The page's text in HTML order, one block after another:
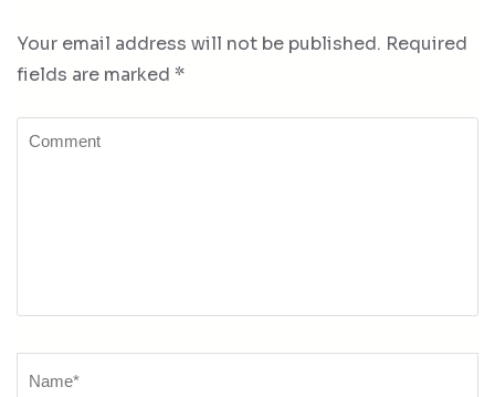
Your email address will not be published. Required
fields are marked *
Comment